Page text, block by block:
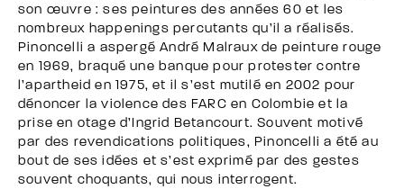
son œuvre : ses peintures des années 60 et les
nombreux happenings percutants qu’il a réalisés.
Pinoncelli a aspergé André Malraux de peinture rouge
en 1969, braqué une banque pour protester contre
l’apartheid en 1975, et il s’est mutilé en 2002 pour
dénoncer la violence des FARC en Colombie et la
prise en otage d’Ingrid Betancourt. Souvent motivé
par des revendications politiques, Pinoncelli a été au
bout de ses idées et s’est exprimé par des gestes
souvent choquants, qui nous interrogent.